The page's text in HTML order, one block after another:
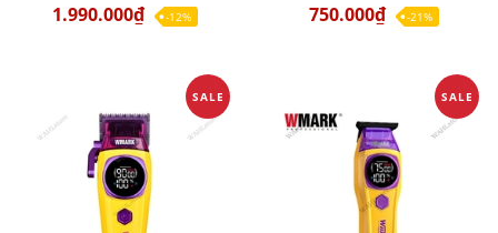
1.990.000₫ -12% 750.000₫ -21%
SALE SALE